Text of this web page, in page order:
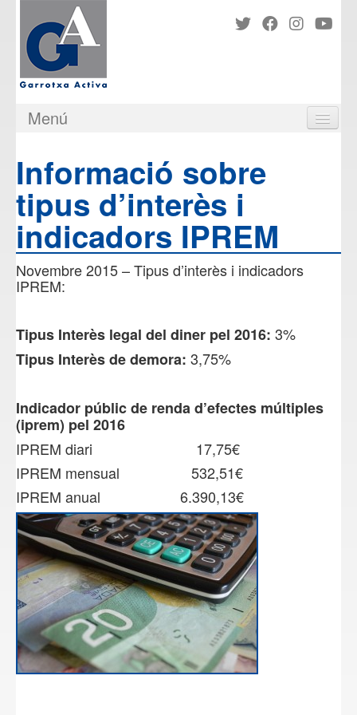
Menú
VÍDEOS
RIPOLLÈS ASSESSORS
NOTICIES I CIRCULARS
IMMOBLES
COMUNITATS DE PROPIETARIS
ENLLAÇOS D'INTERÈS
Informació sobre
tipus d’interès i
indicadors IPREM
Novembre 2015 – Tipus d’interès i indicadors
IPREM:
Tipus Interès legal del diner pel 2016: 3%
Tipus Interès de demora: 3,75%
Indicador públic de renda d’efectes múltiples
(iprem) pel 2016
IPREM diari 17,75€
IPREM mensual 532,51€
IPREM anual 6.390,13€